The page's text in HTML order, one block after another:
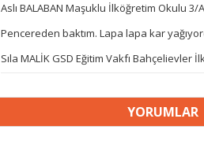
Aslı BALABAN Maşuklu İlköğretim Okulu 3/
Pencereden baktım. Lapa lapa kar
Sıla MALİK GSD Eğitim Vakfı
YORUMLAR